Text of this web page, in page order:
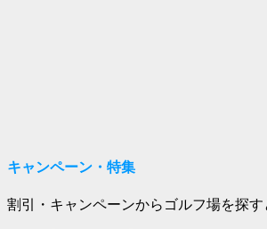
キャンペーン・特集
割引・キャンペーンからゴルフ場を探す